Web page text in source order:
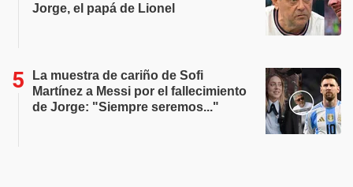
Jorge, el papá de Lionel
La muestra de cariño de Sofi
Martínez a Messi por el fallecimiento
de Jorge: "Siempre seremos..."